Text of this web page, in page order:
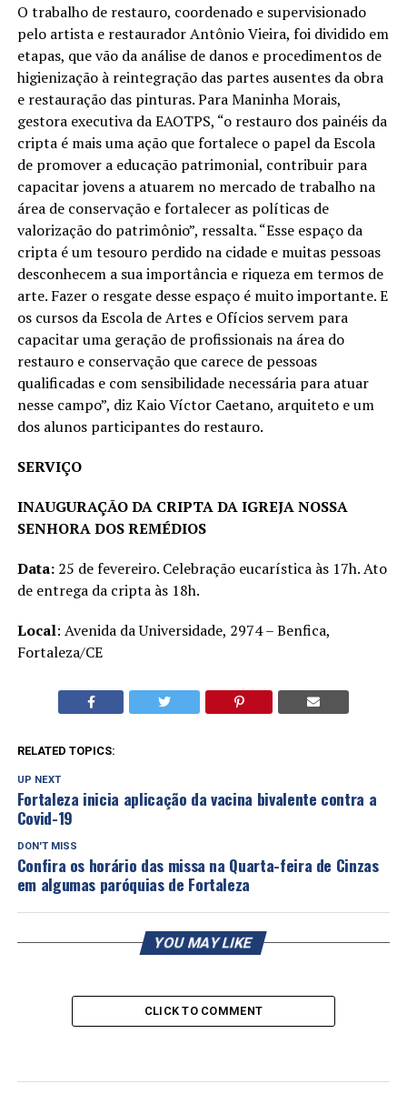
O trabalho de restauro, coordenado e supervisionado
pelo artista e restaurador Antônio Vieira, foi dividido em
etapas, que vão da análise de danos e procedimentos de
higienização à reintegração das partes ausentes da obra
e restauração das pinturas. Para Maninha Morais,
gestora executiva da EAOTPS, “o restauro dos painéis da
cripta é mais uma ação que fortalece o papel da Escola
de promover a educação patrimonial, contribuir para
capacitar jovens a atuarem no mercado de trabalho na
área de conservação e fortalecer as políticas de
valorização do patrimônio”, ressalta. “Esse espaço da
cripta é um tesouro perdido na cidade e muitas pessoas
desconhecem a sua importância e riqueza em termos de
arte. Fazer o resgate desse espaço é muito importante. E
os cursos da Escola de Artes e Ofícios servem para
capacitar uma geração de profissionais na área do
restauro e conservação que carece de pessoas
qualificadas e com sensibilidade necessária para atuar
nesse campo”, diz Kaio Víctor Caetano, arquiteto e um
dos alunos participantes do restauro.
SERVIÇO
INAUGURAÇÃO DA CRIPTA DA IGREJA NOSSA
SENHORA DOS REMÉDIOS
Data: 25 de fevereiro. Celebração eucarística às 17h. Ato
de entrega da cripta às 18h.
Local: Avenida da Universidade, 2974 – Benfica,
Fortaleza/CE
RELATED TOPICS:
UP NEXT
Fortaleza inicia aplicação da vacina bivalente contra a
Covid-19
DON'T MISS
Confira os horário das missa na Quarta-feira de Cinzas
em algumas paróquias de Fortaleza
YOU MAY LIKE
CLICK TO COMMENT